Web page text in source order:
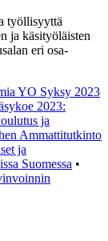
työllisyyttä
ja käsityöläisten
eri osa-
YO Syksy 2023
2023:
ja
Ammattitutkinto
ja
Suomessa •